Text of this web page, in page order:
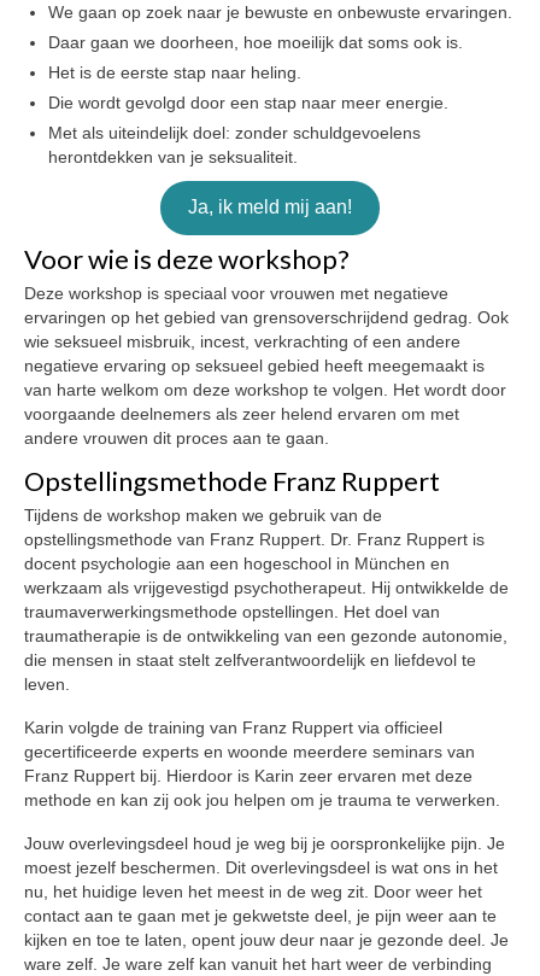
We gaan op zoek naar je bewuste en onbewuste ervaringen.
Daar gaan we doorheen, hoe moeilijk dat soms ook is.
Het is de eerste stap naar heling.
Die wordt gevolgd door een stap naar meer energie.
Met als uiteindelijk doel: zonder schuldgevoelens
herontdekken van je seksualiteit.
Ja, ik meld mij aan!
Voor wie is deze workshop?
Deze workshop is speciaal voor vrouwen met negatieve
ervaringen op het gebied van grensoverschrijdend gedrag. Ook
wie seksueel misbruik, incest, verkrachting of een andere
negatieve ervaring op seksueel gebied heeft meegemaakt is
van harte welkom om deze workshop te volgen. Het wordt door
voorgaande deelnemers als zeer helend ervaren om met
andere vrouwen dit proces aan te gaan.
Opstellingsmethode Franz Ruppert
Tijdens de workshop maken we gebruik van de
opstellingsmethode van Franz Ruppert. Dr. Franz Ruppert is
docent psychologie aan een hogeschool in München en
werkzaam als vrijgevestigd psychotherapeut. Hij ontwikkelde de
traumaverwerkingsmethode opstellingen. Het doel van
traumatherapie is de ontwikkeling van een gezonde autonomie,
die mensen in staat stelt zelfverantwoordelijk en liefdevol te
leven.
Karin volgde de training van Franz Ruppert via officieel
gecertificeerde experts en woonde meerdere seminars van
Franz Ruppert bij. Hierdoor is Karin zeer ervaren met deze
methode en kan zij ook jou helpen om je trauma te verwerken.
Jouw overlevingsdeel houd je weg bij je oorspronkelijke pijn. Je
moest jezelf beschermen. Dit overlevingsdeel is wat ons in het
nu, het huidige leven het meest in de weg zit. Door weer het
contact aan te gaan met je gekwetste deel, je pijn weer aan te
kijken en toe te laten, opent jouw deur naar je gezonde deel. Je
ware zelf. Je ware zelf kan vanuit het hart weer de verbinding